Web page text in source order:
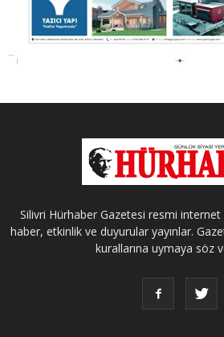
Silivri Hürhaber Gazetesi resmi internet
haber, etkinlik ve duyurular yayınlar.
kurallarına uymaya söz